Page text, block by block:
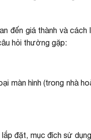
đến giá thành và cách
hỏi thường gặp:
màn hình (trong nhà
đặt, mục đích sử